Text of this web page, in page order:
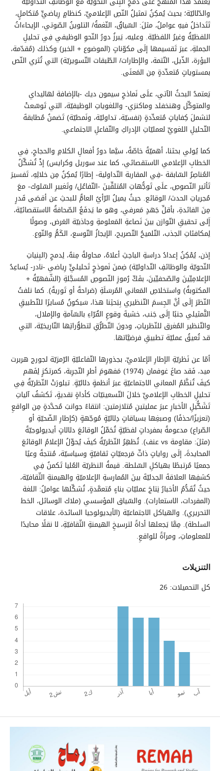
والدّلاليّة؛ بحيث يُمكِنُ تمثيلُ النّصِ الإعلاميِّ، كنظامٍ رِياضيٍّ مُتكاملٍ،
تَتَداخلُ فيهِ عواملُ، مثلَ: السّياقُ، النّغمةُ/ التلوينُ الصّوتي، الإيحاءاتُ
اللفظيّةُ وغيرُ اللفظيّة. وعليه، يَبرزُ دورُ النّحوِ الوظيفي فِي تحليلِ
الجملةِ، عبرَ تَقسيمها إلَى مكوّناتٍ (الموضوع + الخبر) وكذلك (مُقدّمة،
البؤرة، الذّيل، التّتمة، والإطارات/ الطّبقات التّسويريّة) التي تُثري النّص
بمستوياتٍ مُتعدِّدةٍ مِن المَعنَى.
يَعتمدُ البحثُ الآتي، علَى نَماذجِ سيمون ديك -بالإضافة لهاليداي
والمتوكِّل وهنخفلد وماكنزي- واللغوياتِ الوظيفيّة، التي تَوسّعتْ
لتشملَ كِفاياتٍ مُتعدِّدةٍ (نفسيّة، تداوليّة، ونَمطيّة) تَضمنُ مُطابقةَ
التّحليلِ اللغويِّ لعمليّاتِ الإدراكِ والتّفاعلِ الاجتماعي.
كما يُولي بحثنا، أهميّةً خاصّةً، سيَّما دورُ أفعالِ الكلامِ والحجاجِ، فِي
الخطابِ الإعلامي الاستقصائي، كما عند سوريل وكرايس) إذْ تُشكِّلُ
العُناصِرُ السّابقة -فِي المقاربة التّداولية- إطارًا يُمكِنُ مِن خلالِهِ، تَفسيرَ
تَأثيرِ النّصوصِ، علَى تَوجُّهاتِ المُتلقِّينَ -التّفاعُل/ وتَغييرِ السّلوك- معَ
مُجرياتِ الحدث/ الوقائع. حيثُ يميلُ الرّأيُ العامُّ للبحثِ عن أقصَى قَدرٍ
مِنَ الفائدةِ، بأقلِّ جَهدٍ مَعرفي، وهو ما يَدفَعُ الصّحافةُ الاستقصائيّة،
إَلى تحقيقِ التّوازن بينَ نَصاعةِ المَعلومةِ وجاذبيّة العَرض، وصولًا
لِمكافئاتِ الجذب، التّلميحُ التّصريح، الإيجازُ التّوسع، الكَمُّ والنّوع.
إذن، يُمْكِنُ إعدادُ دراسةِ الباحِثِ أعلاهُ، محاولةً مِنهُ، لِدمجِ (البِنياتِ
النّحويّة والوظائفِ التّداوليّة) ضِمنَ نَموذجٍ تَحليليٍّ رِياضي -نادر- يُساعِدُ
الإعلامِيِّينَ والصّحفيِّينَ، بفَكِّ رُموزِ النّصوصِ المُسجَّلةِ (الشّفهيّةُ +
المكتوبةُ) واستخلاصِ المَعاني المُرسَلَةِ (صَراحةً أو تَوريةً). كما نلفتُ
النّظرَ إلَى أنَّ الجِسمَ التّنظيري بِبَحثِنا هذا، سَيكونُ مُسايرًا للتّطبيقِ
التَّمثيلي جنبًا إلَى جَنب، خشيةَ وقوعِ القُرّاءِ بالسّآمةِ والإملال،
والتّنظير المُغرق للنّظرياتِ، ودونَ التّطرُّقِ لتطوُّراتِها التّاريخيّة، التي
قد تُعيقُ عمليّة تطبيقِ فرضيَّاتها.
أمّا عن نَظريّةِ الإطارِ الإعلاميِّ، بجذورِها التّفاعليّةِ الرّمزيّة لجورج هربرت
ميد، فَقد صاغَ غوفمان (1974) مَفهومَ أطرِ التّجرِبة، كمرتكزٍ لِفَهم
كيفَ تُنظَّمُ المعاني الاجتماعيّةِ عبرَ أنظمةٍ دلاليّةٍ. تبلورَتْ النّظريّةُ فِي
تحليلِ الخطابِ الإعلاميِّ خلالَ التّسعينيّات كأداةٍ نقديةٍ، تَكشفُ آلياتِ
تَشَكُّيلِ الأخبارِ عبرَ عمليتينِ مُتلازمتين: انتقاءُ جوانبَ مُحدَّدةٍ مِن الواقعِ
(تعزيزًا/حذفًا) وصبغِها بسياقاتٍ دِلاليّةٍ مُوجّهةٍ (كإطارِ الضّحيّةِ أو
الصّراع) مدعومةً بمفرداتٍ لفظيّةٍ تُحَمِّلُ الوقائعَ دلالاتٍ أيديولوجيّةً
(مثلَ: مقاومة vs عنف). تُظهِرُ النّظريّةُ كيفَ يُحوِّلُ الإعلامُ الوقائعَ
المحايدةَ، إلَى رواياتٍ ذاتِّ مَرجعيّاتٍ ثقافيّةٍ وسياسيّة، مُنتجةً وعيًا
جمعيًا مُرتبطًا بهياكلِ السّلطة. قيمةُ النظريّة العُليا تَكمنُ فِي
كشفِها العلاقةَ الجدليّةَ بينَ المُمارسةِ الإعلاميّةِ والهيمنةِ الثّقافيّة،
حيثُ تُقَدُّمُ الأخبارُ نِتاجَ عمليّاتِ بناءٍ مُتعمَّدةٍ، تُشكِّلها عواملُ: اللغة
(المفردات، الاستعارات). والسّياق المؤسسي (ملاك الوسائل، الخط
التحريري). والهياكل الاجتماعيّة (الأيديولوجيا السائدة، علاقات
السلطة). مِمَّا يَجعلها أداةً لترسيخِ الهيمنةِ الثّقافيّةِ، لا نقلًا محايدًا
للمعلوماتِ، ومرآةً للواقعِ.
التنزيلات
كل التحميلات: 26